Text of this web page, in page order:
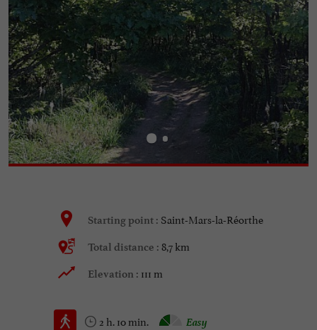
Starting point : Saint-Mars-la-Réorthe
Total distance : 8,7 km
Elevation : 111 m
2 h. 10 min. Easy